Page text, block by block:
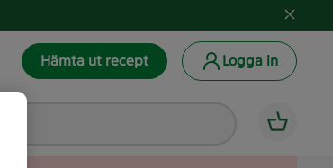
Hämta ut recept Logga in